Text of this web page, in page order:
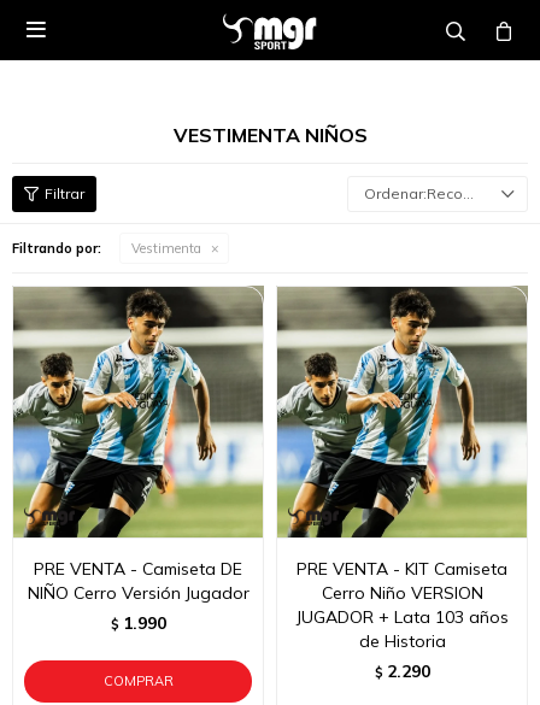

VESTIMENTA NIÑOS
Recomendados
Filtrando por: Vestimenta
PRE VENTA - Camiseta DE
NIÑO Cerro Versión Jugador
$ 1.990
PRE VENTA - KIT Camiseta
Cerro Niño VERSION
JUGADOR + Lata 103 años
de Historia
$ 2.290